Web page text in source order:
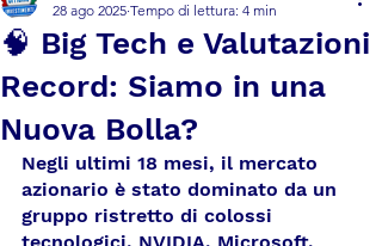
🧠 Big Tech e Valutazioni
Record: Siamo in una
Nuova Bolla?
28 ago 2025 Tempo di lettura: 4 min
Negli ultimi 18 mesi, il mercato
azionario è stato dominato da un
gruppo ristretto di colossi